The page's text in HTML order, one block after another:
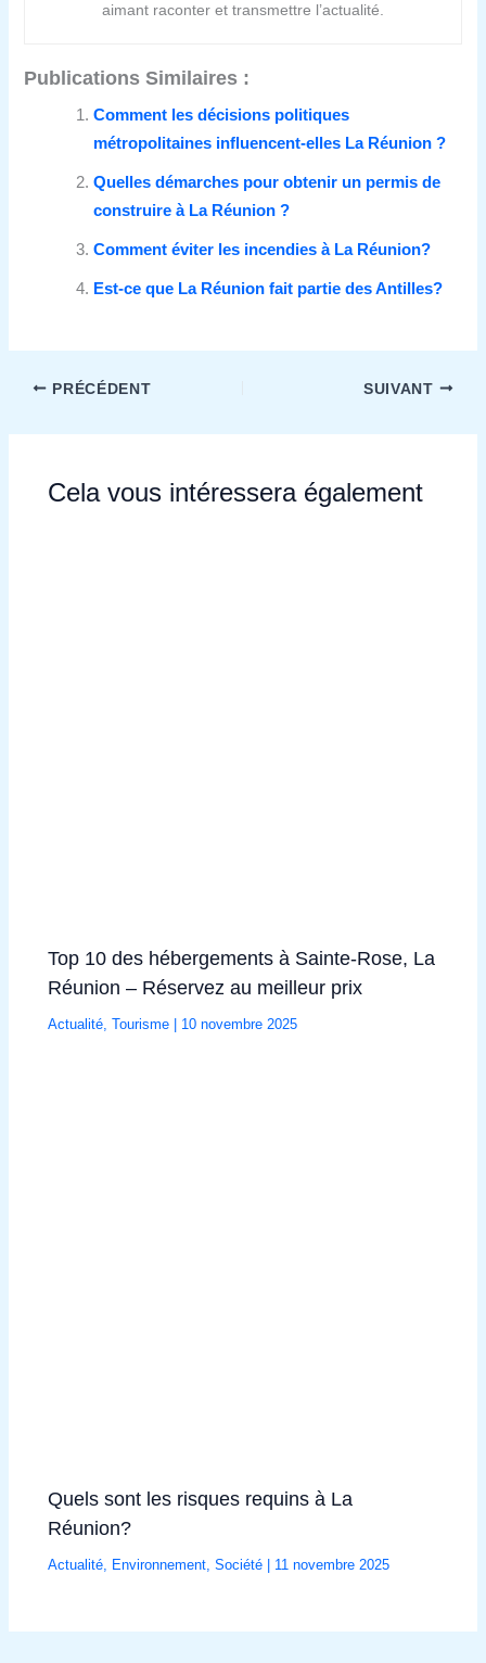
aimant raconter et transmettre l’actualité.
Publications Similaires :
Comment les décisions politiques
métropolitaines influencent-elles La Réunion ?
Quelles démarches pour obtenir un permis de
construire à La Réunion ?
Comment éviter les incendies à La Réunion?
Est-ce que La Réunion fait partie des Antilles?
PRÉCÉDENT SUIVANT
Cela vous intéressera également
Top 10 des hébergements à Sainte-Rose, La
Réunion – Réservez au meilleur prix
Actualité ,Tourisme 10 novembre 2025
Quels sont les risques requins à La
Réunion?
Actualité, Environnement,Société 11 novembre 2025